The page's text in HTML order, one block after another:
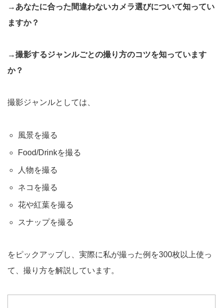
→あなたに合った間違わないカメラ選びについて知ってい
ますか？
→撮影するジャンルごとの撮り方のコツを知っています
か？
撮影ジャンルとしては、
風景を撮る
Food/Drinkを撮る
人物を撮る
ネコを撮る
花や紅葉を撮る
スナップを撮る
をピックアップし、実際に私が撮った例を300枚以上使っ
て、撮り方を解説しています。